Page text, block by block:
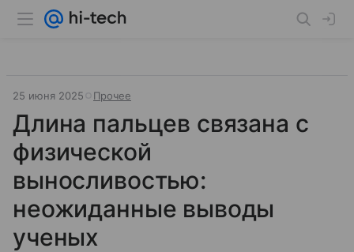
25 июня 2025 Прочее
Длина пальцев связана с
физической
выносливостью:
неожиданные выводы
ученых